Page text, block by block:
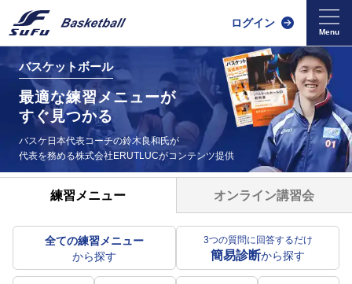
ログイン
バスケットボール
最適な練習メニューが
すぐ見つかる
バスケ日本代表コーチの鈴木良和氏が
代表を務める株式会社ERUTLUCがコンテンツ提供
練習メニュー オンライン講習会
全ての練習メニュー
から探す
3つの質問に回答するだけ
簡易診断から探す